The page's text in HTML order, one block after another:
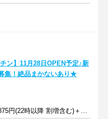
チン】11月28日OPEN予定♪新
集！絶品まかないあり★
時給1,500円～1,875円(22時以降 割増含む)＋交通費一部支給